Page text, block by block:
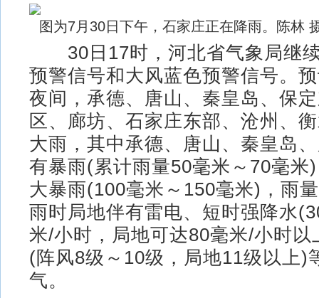
图为7月30日下午，石家庄正在降雨。陈林
30日17时，河北省气象局继
预警信号和大风蓝色预警信号。
夜间，承德、唐山、秦皇岛、保
区、廊坊、石家庄东部、沧州、
大雨，其中承德、唐山、秦皇岛
有暴雨(累计雨量50毫米～70毫米
大暴雨(100毫米～150毫米)，雨
雨时局地伴有雷电、短时强降水
米/小时，局地可达80毫米/小时以
(阵风8级～10级，局地11级以上)
气。